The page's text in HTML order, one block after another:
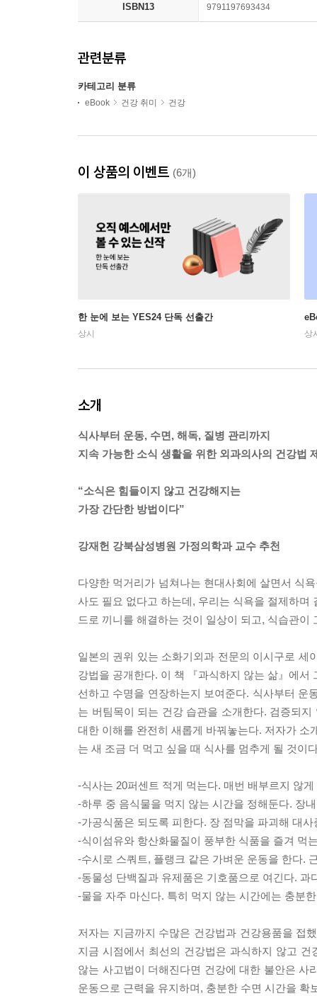
ISBN13 9791197693434
관련분류
카테고리 분류
eBook 건강 취미 건강
이 상품의 이벤트 (6개)
한 눈에 보는 YES24 단독 선출간
상시 상
소개
식사부터 운동, 수면, 해독, 질병 관리까지
지속 가능한 소식 생활을 위한 외과의사의 건강법
“소식은 힘들이지 않고 건강해지는
가장 간단한 방법이다”
강재헌 강북삼성병원 가정의학과 교수 추천
다양한 먹거리가 넘쳐나는 현대사회에 살면서 식
사도 필요 없다고 하는데, 우리는 식욕을 절제하
드로 끼니를 해결하는 것이 일상이 되고, 식습관
일본의 권위 있는 소화기외과 전문의 이시구로
강법을 공개한다. 이 책 『과식하지 않는 삶』에
선하고 수명을 연장하는지 보여준다. 식사부터 운
는 버팀목이 되는 건강 습관을 소개한다. 검증되
대한 이해를 완전히 새롭게 바꿔놓는다. 저자가
는 새 조금 더 먹고 싶을 때 식사를 멈추게 될 것이
-식사는 20퍼센트 적게 먹는다. 매번 배부르지 않
-하루 중 음식물을 먹지 않는 시간을 정해둔다. 장
-가공식품은 되도록 피한다. 장 점막을 파괴해 대
-식이섬유와 항산화물질이 풍부한 식품을 즐겨 먹
-수시로 스쿼트, 플랭크 같은 가벼운 운동을 한다.
-동물성 단백질과 유제품은 기호품으로 여긴다. 과
-물을 자주 마신다. 특히 먹지 않는 시간에는 충분
저자는 지금까지 수많은 건강법과 건강용품을 접
지금 시점에서 최선의 건강법은 과식하지 않고
않는 사고법이 더해진다면 건강에 대한 불안은
운동으로 근력을 유지하며, 충분한 수면 시간을 확